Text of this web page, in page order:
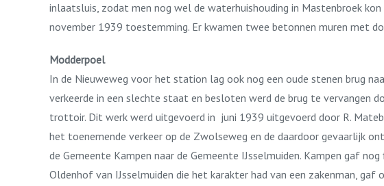
inlaatsluis, zodat men nog wel de waterhuishouding in Mastenbroek
november 1939 toestemming. Er kwamen twee betonnen muren met
Modderpoel
In de Nieuweweg voor het station lag ook nog een oude stenen brug
verkeerde in een slechte staat en besloten werd de brug te vervangen
trottoir. Dit werk werd uitgevoerd in juni 1939 uitgevoerd door R.
het toenemende verkeer op de Zwolseweg en de daardoor gevaarlijk
de Gemeente Kampen naar de Gemeente IJsselmuiden. Kampen gaf
Oldenhof van IJsselmuiden die het karakter had van een zakenman,